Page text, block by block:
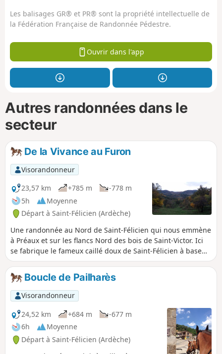
Les balisages GR® et PR® sont la propriété intellectuelle de
la Fédération Française de Randonnée Pédestre.
Ouvrir dans l'app
Autres randonnées dans le
secteur
De la Vivance au Furon
Visorandonneur
23,57 km
+785 m
-778 m
5h
Moyenne
Départ à Saint-Félicien (Ardèche)
Une randonnée au Nord de Saint-Félicien qui nous emmène
à Préaux et sur les flancs Nord des bois de Saint-Victor. Ici
se fabrique le fameux caillé doux de Saint-Félicien à base
de lait de chèvre.
Boucle de Pailharès
Visorandonneur
24,52 km
+684 m
-677 m
6h
Moyenne
Départ à Saint-Félicien (Ardèche)